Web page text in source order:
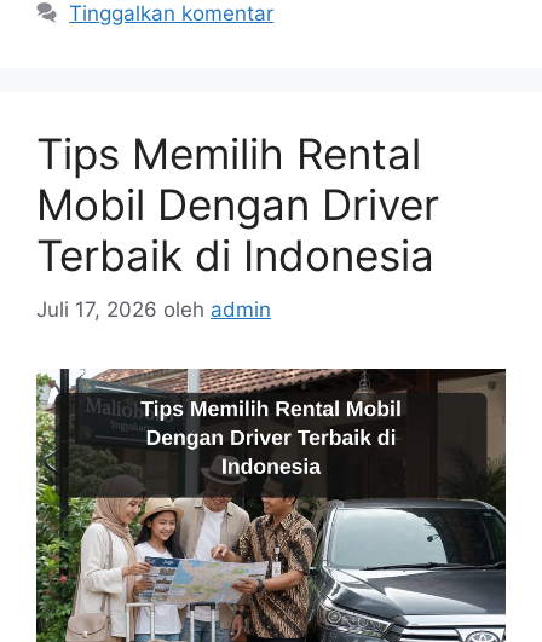
Tinggalkan komentar
Tips Memilih Rental
Mobil Dengan Driver
Terbaik di Indonesia
Juli 17, 2026 oleh admin